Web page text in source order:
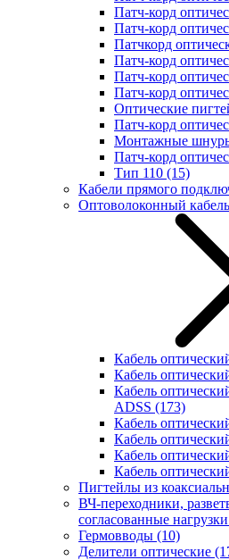
Патч-корд
Патч-корд
Патчкорд
Патч-корд
Патч-корд
Патч-корд
Оптические
Патч-корд
Монтажные
Патч-корд
Тип 110 (15)
Кабели прямого
Оптоволоконный кабель
Кабель
Кабель
Кабель
ADSS (173)
Кабель
Кабель
Кабель
Кабель
Пигтейлы из
ВЧ-переходники,
согласованные нагрузки
Гермовводы (10)
Делители оптические